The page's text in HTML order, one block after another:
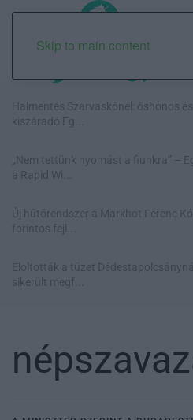
Skip to main content
Halmentés Szarvaskőnél: őshonos
kiszáradó Eg...
„Nem tettünk nyomást a fiunkra” –
a Rapid Wi...
Új hűtőrendszer a Markhot Ferenc
forintos fejl...
Eloltották a tüzet
sikerült megf...